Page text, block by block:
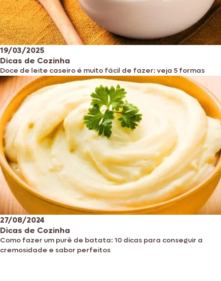
19/03/2025
Dicas de Cozinha
Doce de leite caseiro é muito fácil de fazer: veja 5 formas
27/08/2024
Dicas de Cozinha
Como fazer um purê de batata: 10 dicas para conseguir a
cremosidade e sabor perfeitos